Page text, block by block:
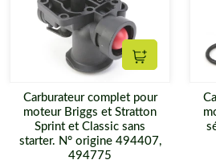
Ajouter au
Carburateur complet pour
moteur Briggs et Stratton
Sprint et Classic sans
starter. N° origine 494407,
494775